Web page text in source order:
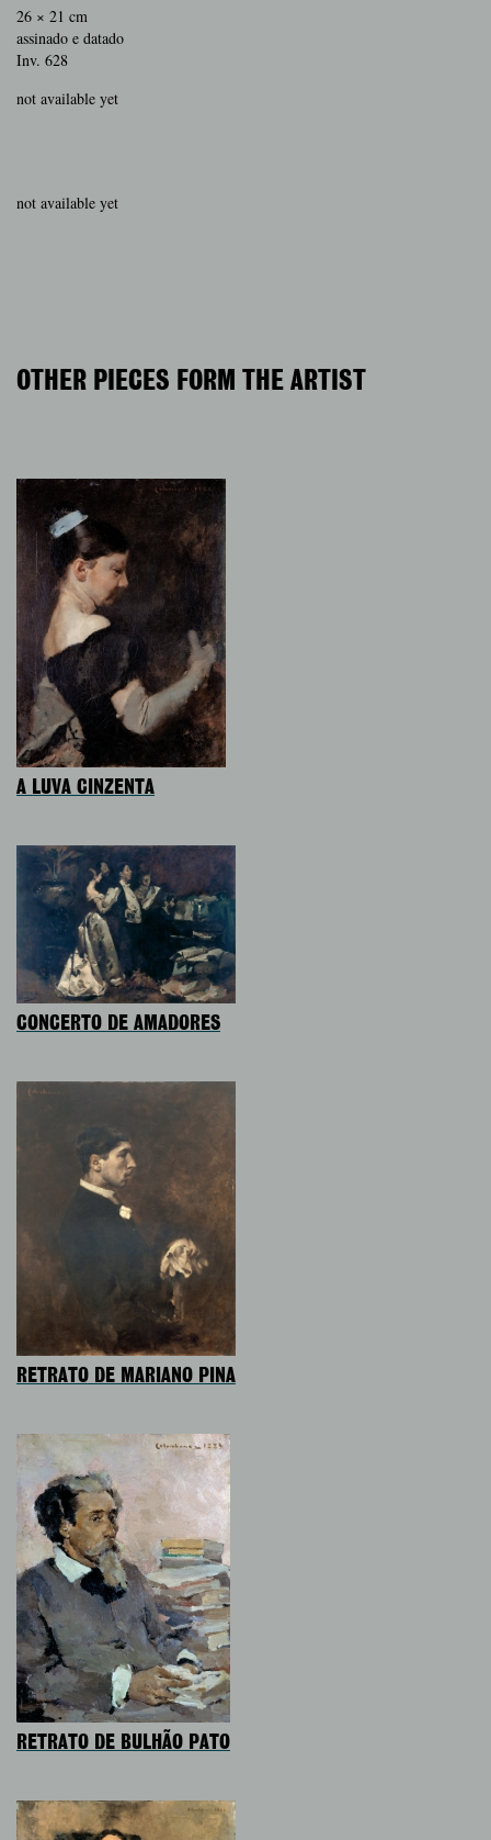
26 × 21 cm
assinado e datado
Inv. 628
not available yet
not available yet
OTHER PIECES FORM THE ARTIST
A LUVA CINZENTA
CONCERTO DE AMADORES
RETRATO DE MARIANO PINA
RETRATO DE BULHÃO PATO